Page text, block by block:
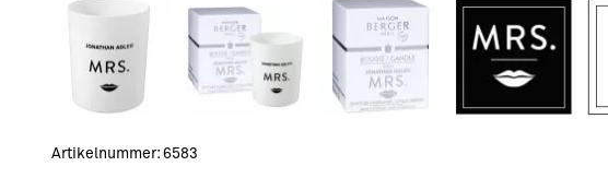
Artikelnummer: 6583